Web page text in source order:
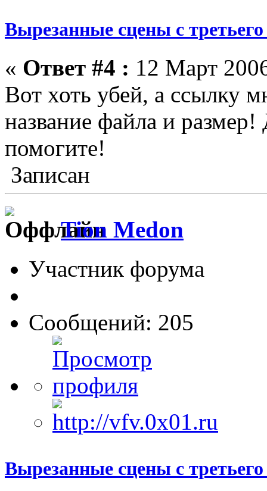
Вырезанные сцены с третьего
« Ответ #4 : 12 Март
Вот хоть убей, а ссылку
название файла и
помогите!
Записан
Tion Medon
Участник форума
Сообщений: 205
Вырезанные сцены с третьего